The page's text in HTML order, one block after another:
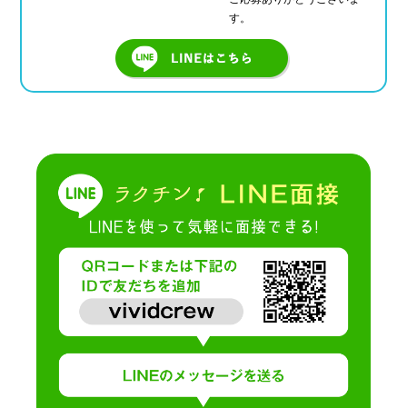
す。